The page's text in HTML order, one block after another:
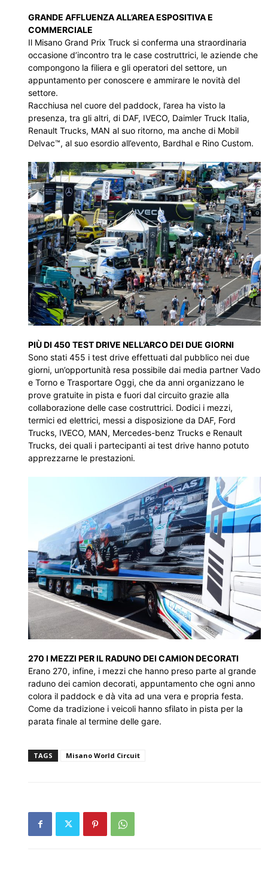
GRANDE AFFLUENZA ALL’AREA ESPOSITIVA E
COMMERCIALE
Il Misano Grand Prix Truck si conferma una straordinaria
occasione d’incontro tra le case costruttrici, le aziende che
compongono la filiera e gli operatori del settore, un
appuntamento per conoscere e ammirare le novità del
settore.
Racchiusa nel cuore del paddock, l’area ha visto la
presenza, tra gli altri, di DAF, IVECO, Daimler Truck Italia,
Renault Trucks, MAN al suo ritorno, ma anche di Mobil
Delvac™, al suo esordio all’evento, Bardhal e Rino Custom.
PIÙ DI 450 TEST DRIVE NELL’ARCO DEI DUE GIORNI
Sono stati 455 i test drive effettuati dal pubblico nei due
giorni, un’opportunità resa possibile dai media partner Vado
e Torno e Trasportare Oggi, che da anni organizzano le
prove gratuite in pista e fuori dal circuito grazie alla
collaborazione delle case costruttrici. Dodici i mezzi,
termici ed elettrici, messi a disposizione da DAF, Ford
Trucks, IVECO, MAN, Mercedes-benz Trucks e Renault
Trucks, dei quali i partecipanti ai test drive hanno potuto
apprezzarne le prestazioni.
270 I MEZZI PER IL RADUNO DEI CAMION DECORATI
Erano 270, infine, i mezzi che hanno preso parte al grande
raduno dei camion decorati, appuntamento che ogni anno
colora il paddock e dà vita ad una vera e propria festa.
Come da tradizione i veicoli hanno sfilato in pista per la
parata finale al termine delle gare.
TAGS Misano World Circuit